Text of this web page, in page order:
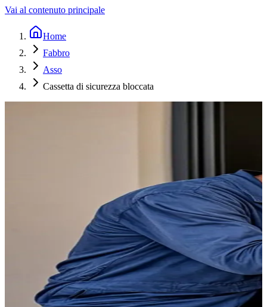
Vai al contenuto principale
Home
Fabbro
Asso
Cassetta di sicurezza bloccata